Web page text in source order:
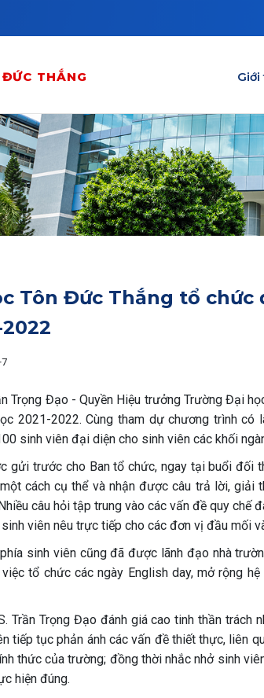
THẮNG Giới
Tôn Đức Thắng tổ chức
Trọng Đạo - Quyền Hiệu trưởng Trường Đại
2021-2022. Cùng tham dự chương trình có
sinh viên đại diện cho sinh viên các khối
gửi trước cho Ban tổ chức, ngay tại buổi đối
cách cụ thể và nhận được câu trả lời, giải
câu hỏi tập trung vào các vấn đề quy chế
viên nêu trực tiếp cho các đơn vị đầu mối
sinh viên cũng đã được lãnh đạo nhà
tổ chức các ngày English day, mở rộng
Trần Trọng Đạo đánh giá cao tinh thần trách
tiếp tục phản ánh các vấn đề thiết thực, liên
thức của trường; đồng thời nhắc nhở sinh
hiện đúng.